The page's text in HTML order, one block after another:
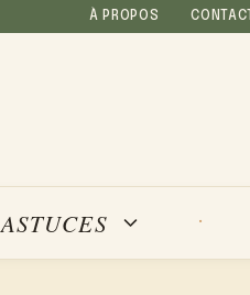
À PROPOS CONTACT
ASTUCES